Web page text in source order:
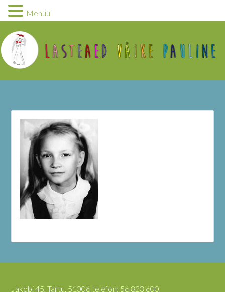
Jakobi 45, Tartu, 51006 telefon: 56 823 600
Menüü